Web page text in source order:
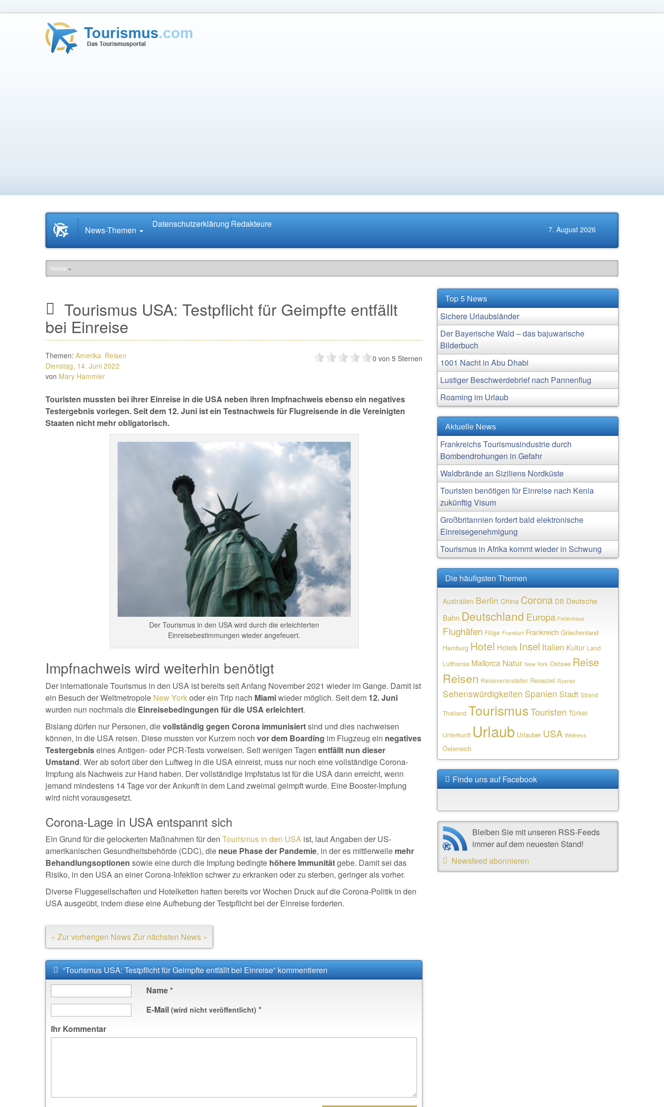
Startseite
News.Tourismus.com
News-Themen
Datenschutzerklärung Redakteure 7. August 2026
Home »
Tourismus USA: Testpflicht für Geimpfte entfällt
bei Einreise
Themen: Amerika Reisen
Dienstag, 14. Juni 2022
von Mary Hammler
0 von 5 Sternen
Touristen mussten bei ihrer Einreise in die USA neben ihren Impfnachweis ebenso ein negatives
Testergebnis vorlegen. Seit dem 12. Juni ist ein Testnachweis für Flugreisende in die Vereinigten
Staaten nicht mehr obligatorisch.
Der Tourismus in den USA wird durch die erleichterten
Einreisebestimmungen wieder angefeuert.
Impfnachweis wird weiterhin benötigt
Der internationale Tourismus in den USA ist bereits seit Anfang November 2021 wieder im Gange. Damit ist
ein Besuch der Weltmetropole New Yorkoder ein Trip nach Miamiwieder möglich. Seit dem 12. Juni
wurden nun nochmals die Einreisebedingungen für die USA erleichtert.
Bislang dürfen nur Personen, dievollständig gegen Corona immunisiertsind und dies nachweisen
können, in die USA reisen. Diese mussten vor Kurzem noch vor dem Boarding im Flugzeug ein negatives
Testergebniseines Antigen- oder PCR-Tests vorweisen. Seit wenigen Tagen entfällt nun dieser
Umstand. Wer ab sofort über den Luftweg in die USA einreist, muss nur noch eine vollständige Corona-
Impfung als Nachweis zur Hand haben. Der vollständige Impfstatus ist für die USA dann erreicht, wenn
jemand mindestens 14 Tage vor der Ankunft in dem Land zweimal geimpft wurde. Eine Booster-Impfung
wird nicht vorausgesetzt.
Corona-Lage in USA entspannt sich
Ein Grund für die gelockerten Maßnahmen für den Tourismus in den USA ist, laut Angaben der US-
amerikanischen Gesundheitsbehörde (CDC), die neue Phase der Pandemie, in der es mittlerweile mehr
Behandlungsoptionen sowie eine durch die Impfung bedingte höhere Immunitätgebe. Damit sei das
Risiko, in den USA an einer Corona-Infektion schwer zu erkranken oder zu sterben, geringer als vorher.
Diverse Fluggesellschaften und Hotelketten hatten bereits vor Wochen Druck auf die Corona-Politik in den
USA ausgeübt, indem diese eine Aufhebung der Testpflicht bei der Einreise forderten.
« Zur vorherigen NewsZur nächsten News »
“Tourismus USA: Testpflicht für Geimpfte entfällt bei Einreise” kommentieren
Name*
E-Mail (wird nicht veröffentlicht) *
Ihr Kommentar
Top 5 News
Sichere Urlaubsländer
Der Bayerische Wald – das bajuwarische
Bilderbuch
1001 Nacht in Abu Dhabi
Lustiger Beschwerdebrief nach Pannenflug
Roaming im Urlaub
Aktuelle News
Frankreichs Tourismusindustrie durch
Bombendrohungen in Gefahr
Waldbrände an Siziliens Nordküste
Touristen benötigen für Einreise nach Kenia
zukünftig Visum
Großbritannien fordert bald elektronische
Einreisegenehmigung
Tourismus in Afrika kommt wieder in Schwung
Die häufigsten Themen
Australien Berlin China Corona DB Deutsche
Bahn Deutschland Europa Ferienhaus
Flughäfen Flüge Frankfurt Frankreich Griechenland
Hamburg Hotel Hotels Insel Italien Kultur Land
Lufthansa Mallorca Natur New York Ostsee Reise
Reisen Reiseveranstalter Reiseziel Ryanair
Sehenswürdigkeiten Spanien Stadt Strand
Thailand Tourismus Touristen Türkei
Unterkunft Urlaub Urlauber USA Wellness
Österreich
Finde uns auf Facebook
Bleiben Sie mit unseren RSS-Feeds
immer auf dem neuesten Stand!
Newsfeed abonnieren